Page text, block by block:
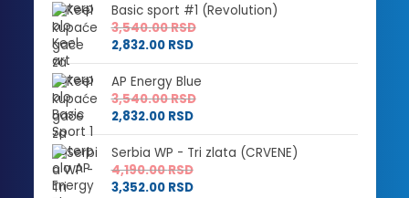
Basic sport #1 (Revolution)
3,540.00RSD
2,832.00 RSD
AP Energy Blue
3,540.00RSD
2,832.00 RSD
Serbia WP - Tri zlata (CRVENE)
4,190.00RSD
3,352.00 RSD